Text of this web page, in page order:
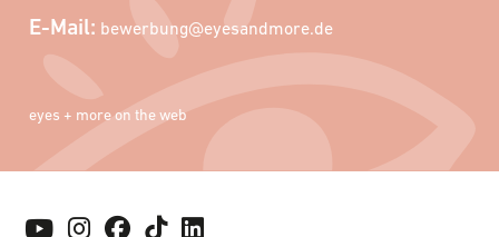
E-Mail: bewerbung@eyesandmore.de
eyes + more on the web